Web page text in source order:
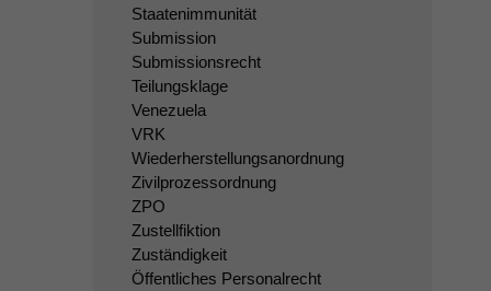
Staatenimmunität
Submission
Submissionsrecht
Teilungsklage
Venezuela
VRK
Wiederherstellungsanordnung
Zivilprozessordnung
ZPO
Zustellfiktion
Zuständigkeit
Öffentliches Personalrecht